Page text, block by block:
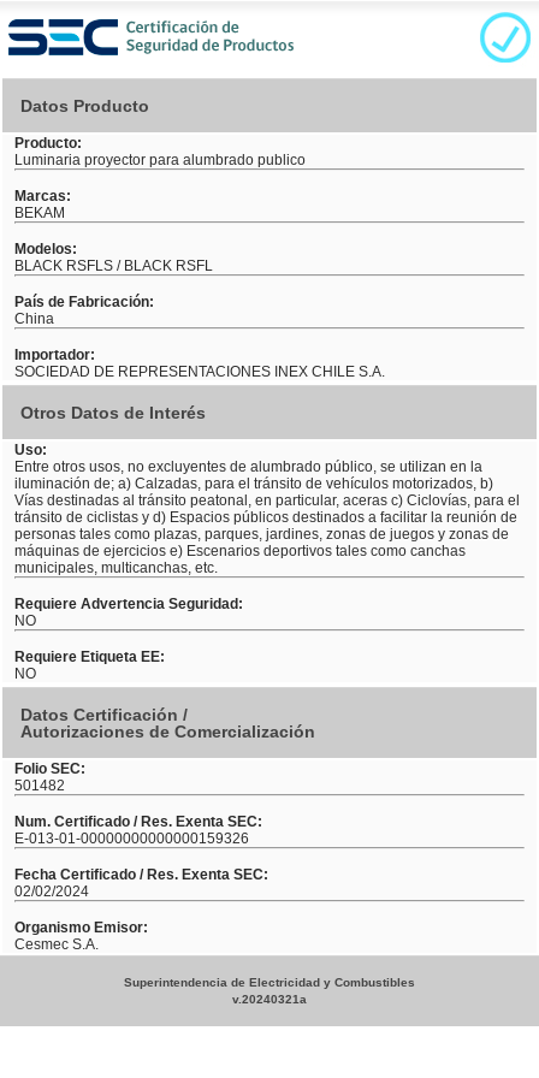
Datos Producto
Producto:
Luminaria proyector para alumbrado publico
Marcas:
BEKAM
Modelos:
BLACK RSFLS / BLACK RSFL
País de Fabricación:
China
Importador:
SOCIEDAD DE REPRESENTACIONES INEX CHILE S.A.
Otros Datos de Interés
Uso:
Entre otros usos, no excluyentes de alumbrado público, se utilizan en la
iluminación de; a) Calzadas, para el tránsito de vehículos motorizados, b)
Vías destinadas al tránsito peatonal, en particular, aceras c) Ciclovías, para el
tránsito de ciclistas y d) Espacios públicos destinados a facilitar la reunión de
personas tales como plazas, parques, jardines, zonas de juegos y zonas de
máquinas de ejercicios e) Escenarios deportivos tales como canchas
municipales, multicanchas, etc.
Requiere Advertencia Seguridad:
NO
Requiere Etiqueta EE:
NO
Datos Certificación /
Autorizaciones de Comercialización
Folio SEC:
501482
Num. Certificado / Res. Exenta SEC:
E-013-01-00000000000000159326
Fecha Certificado / Res. Exenta SEC:
02/02/2024
Organismo Emisor:
Cesmec S.A.
Superintendencia de Electricidad y Combustibles
v.20240321a